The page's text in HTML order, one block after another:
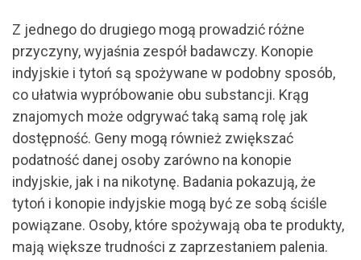
Z jednego do drugiego mogą prowadzić różne
przyczyny, wyjaśnia zespół badawczy. Konopie
indyjskie i tytoń są spożywane w podobny sposób,
co ułatwia wypróbowanie obu substancji. Krąg
znajomych może odgrywać taką samą rolę jak
dostępność. Geny mogą również zwiększać
podatność danej osoby zarówno na konopie
indyjskie, jak i na nikotynę. Badania pokazują, że
tytoń i konopie indyjskie mogą być ze sobą ściśle
powiązane. Osoby, które spożywają oba te produkty,
mają większe trudności z zaprzestaniem palenia.